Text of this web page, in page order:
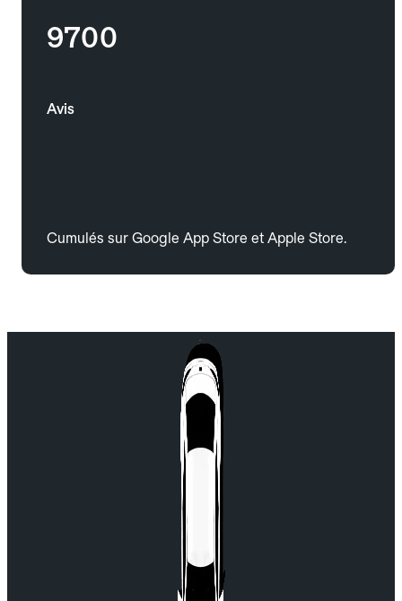
9700
Avis
Cumulés sur Google App Store et Apple Store.